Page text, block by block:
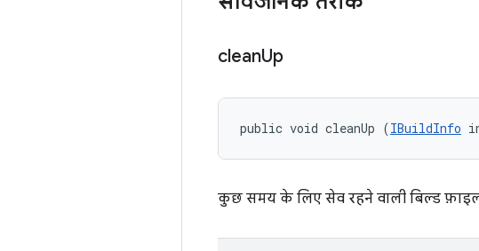
cleanUp
public void cleanUp (IBuildInfo
कुछ समय के लिए सेव रहने वाली बिल्ड